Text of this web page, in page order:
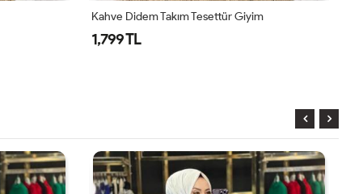
Kahve Didem Takım Tesettür Giyim
1,799 TL